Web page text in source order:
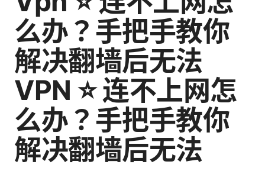
么办？手把手教你
解决翻墙后无法
VPN ⭐ 连不上网怎
么办？手把手教你
解决翻墙后无法